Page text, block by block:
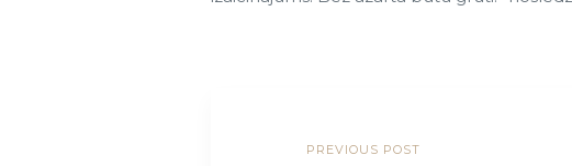
PREVIOUS POST